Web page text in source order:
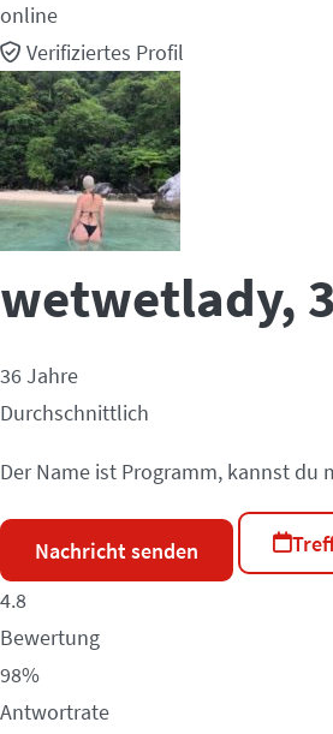
online
Verifiziertes Profil
wetwetlady,
36 Jahre
Durchschnittlich
Der Name ist Programm, kannst du
Nachricht senden
4.8
Bewertung
98%
Antwortrate